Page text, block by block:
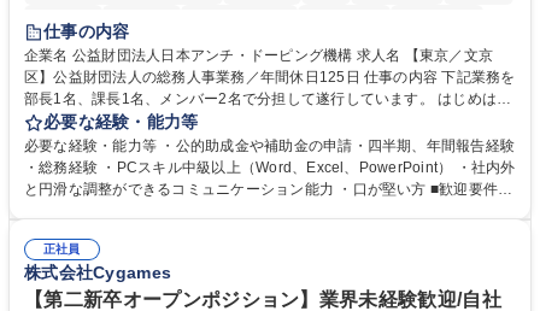
賞与あり
育休あり
食事補助あり
仕事の内容
企業名 公益財団法人日本アンチ・ドーピング機構 求人名 【東京／文京
区】公益財団法人の総務人事業務／年間休日125日 仕事の内容 下記業務を
部長1名、課長1名、メンバー2名で分担して遂行しています。 はじめは担
当者として業務を覚えていただき、ゆくゆくはリーダーやマネージャーポ
ジションとして活躍いただくことを期待しています。 【総務・人事グルー
プの業務内容】 ・人事制度関連 ・採用活動 ・教育研修の企画、実行 ・勤
怠管理 ・官公庁への各種提出 ・法定の会議運営（評議員会、理事会） ・
管理 ・福利厚生関連 ・職員からの問合せ、相談対応 ・その他日常の総務
業務全般 募集職種 【東京／文京区】公益財団法人の総務人事業務／年間
休日125日
必要な経験・能力等
必要な経験・能力等 ・公的助成金や補助金の申請・四半期、年間報告経験
・総務経験 ・PCスキル中級以上（Word、Excel、PowerPoint） ・社内外
と円滑な調整ができるコミュニケーション能力 ・口が堅い方 ■歓迎要件
正社員
株式会社Cygames
【第二新卒オープンポジション】業界未経験歓迎/自社